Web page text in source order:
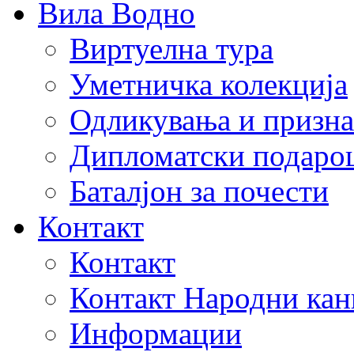
Вила Водно
Виртуелна тура
Уметничка колекција
Одликувања и
Дипломатски
Баталјон за почести
Контакт
Контакт
Контакт Народни
Информации